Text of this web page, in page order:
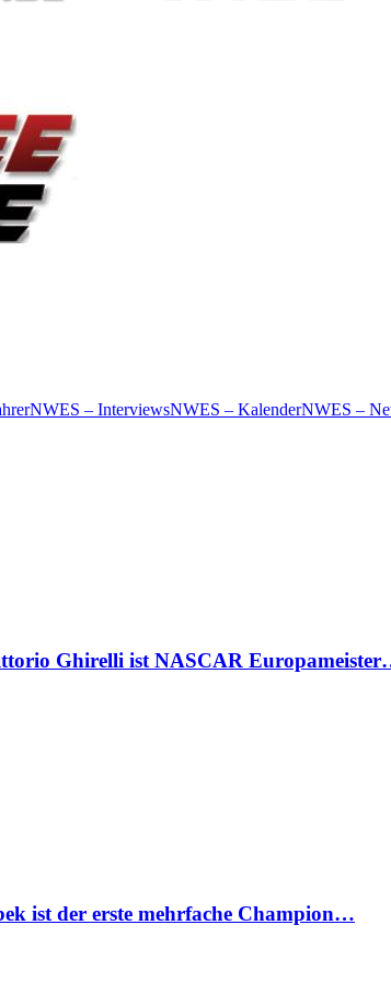
NWES – InterviewsNWES – KalenderNWES –
Ghirelli ist NASCAR
ist der erste mehrfache Champion…